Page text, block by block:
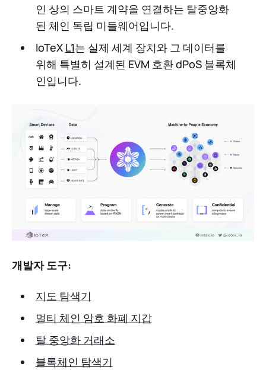
인 상의 스마트 계약을 연결하는 탈중앙화
된 체인 독립 미들웨어입니다.
IoTeX L1는 실제 세계 장치와 그 데이터를
위해 특별히 설계된 EVM 호환 dPoS 블록체
인입니다.
개발자 도구:
지도 탐색기
멀티 체인 암호 화폐 지갑
탈 중앙화 거래소
블록체인 탐색기